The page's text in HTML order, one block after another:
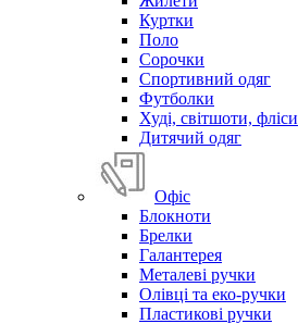
Куртки
Поло
Сорочки
Спортивний одяг
Футболки
Худі, світшоти, фліси
Дитячий одяг
Офіс
Блокноти
Брелки
Галантерея
Металеві ручки
Олівці та еко-ручки
Пластикові ручки